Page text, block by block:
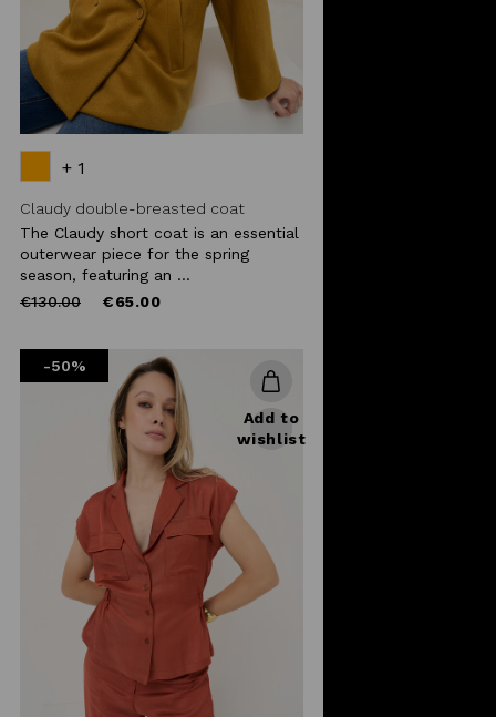
+ 1
Claudy double-breasted coat
The Claudy short coat is an essential
outerwear piece for the spring
season, featuring an ...
Price
€130.00to €65.00
-50%
Add to
wishlist